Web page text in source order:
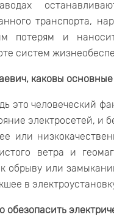
транспорта,
потерям и
систем
каковы
это человеческий
электросетей, и
или
ветра и
обрыву или
в
обезопасить